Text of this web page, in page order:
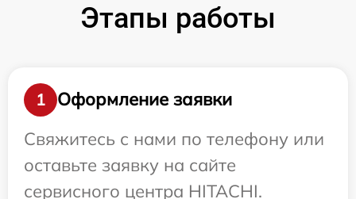
Этапы работы
1
Оформление заявки
Свяжитесь с нами по телефону или
оставьте заявку на сайте
сервисного центра HITACHI.